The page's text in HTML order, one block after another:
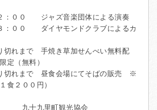
：００ ジャズ音楽団体による演奏
：００ ダイヤモンドクラブによるカ
切れまで 手焼き草加せんべい無料配
（無料）
切れまで 昼食会場にてそばの販売 ※
食２００円）
九十九里町観光協会